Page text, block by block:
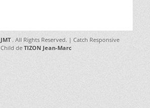
JMT . All Rights Reserved. | Catch Responsive
Child de TIZON Jean-Marc